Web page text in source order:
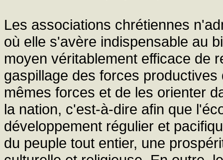
Les associations chrétiennes
où elle s'avère indispensable au
moyen véritablement efficace de
gaspillage des forces
mêmes forces et de les orienter
la nation, c'est-à-dire afin que
développement régulier et
du peuple tout entier, une